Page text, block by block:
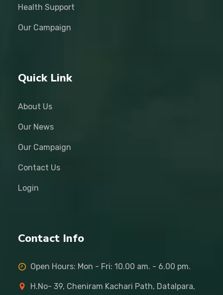
Health Support
Our Campaign
Quick Link
About Us
Our News
Our Campaign
Contact Us
Login
Contact Info
Open Hours: Mon - Fri: 10.00 am. - 6.00 pm.
H.No- 39, Cheniram Kachari Path, Datalpara,